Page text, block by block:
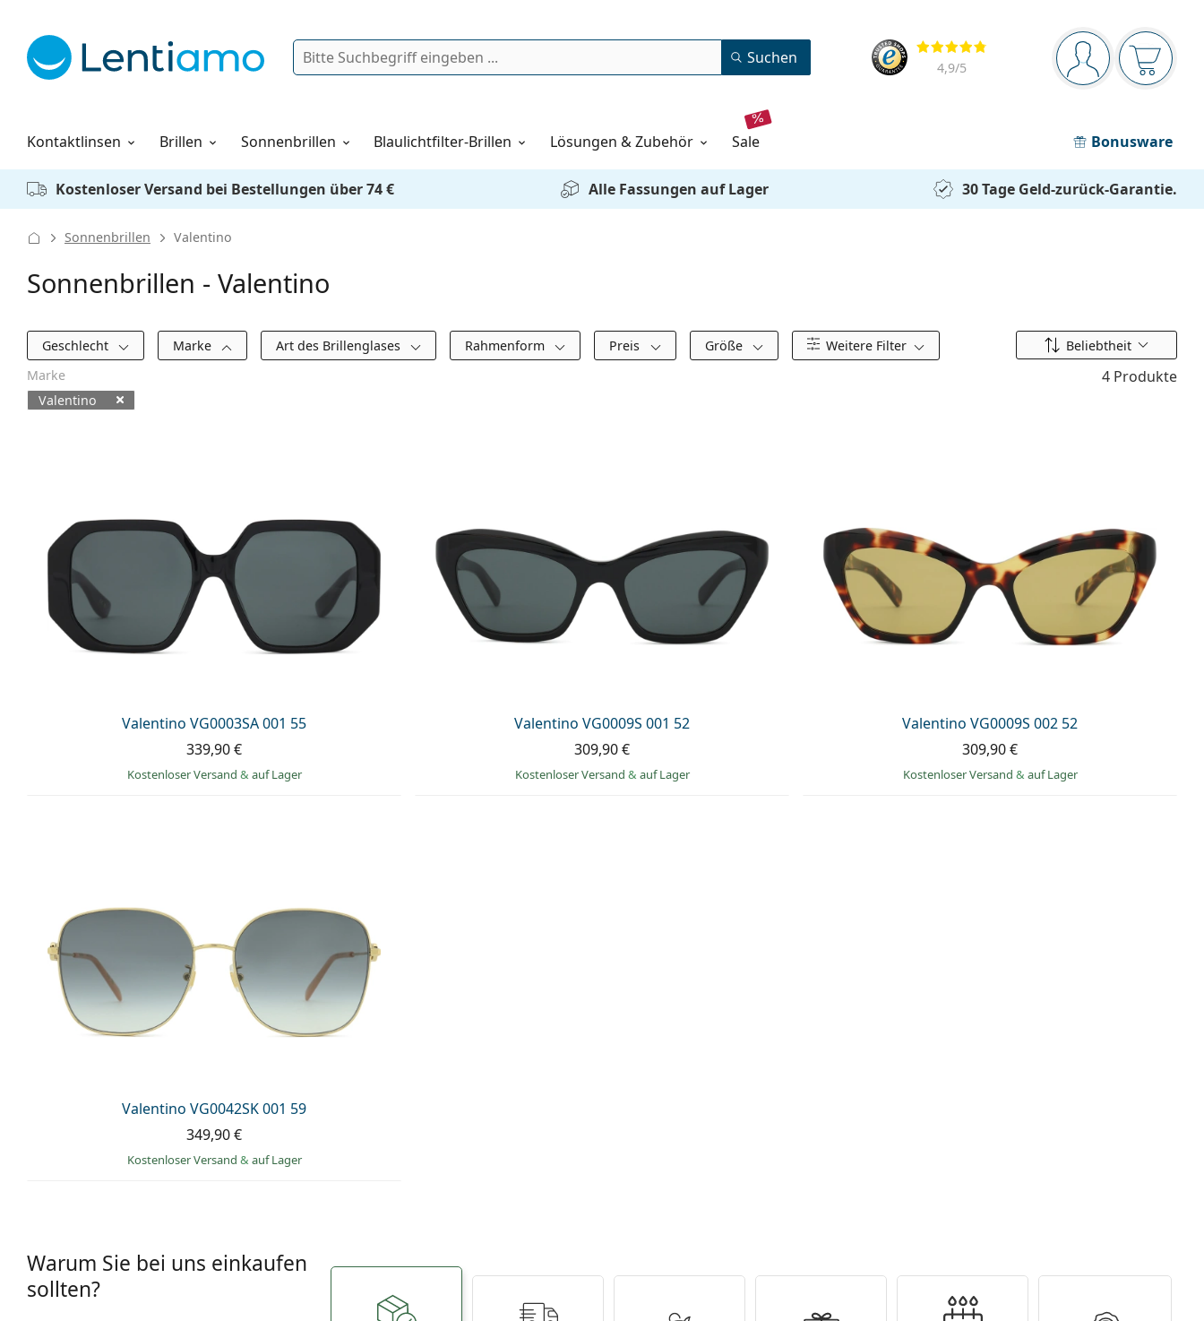
Navigationsleiste
Sie sind Der
Bewertung
4,9/5
Suche Suchen
Kontaktlinsen
Pflegemittel Brillen Sonnenbrillen Blaulichtfilter-Brillen Lösungen & Zubehör sale Bonusware
Alles über den Einkauf
Kostenloser Versand bei Bestellungen über 74 € Alle Fassungen auf Lager 30 Tage Geld-zurück-Garantie.
Sonnenbrillen Valentino
Sonnenbrillen - Valentino
Filter
Geschlecht Marke Art des Brillenglases Rahmenform Preis Größe Weitere Filter Ordnen nach
Beliebtheit
Marke
Valentino
4 Produkte
Valentino VG0003SA 001 55
339,90 €
Kostenloser Versand & auf Lager
Valentino VG0009S 001 52
309,90 €
Kostenloser Versand & auf Lager
Valentino VG0009S 002 52
309,90 €
Kostenloser Versand & auf Lager
Valentino VG0042SK 001 59
349,90 €
Kostenloser Versand & auf Lager
Warum Sie bei uns einkaufen
sollten?